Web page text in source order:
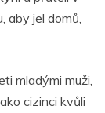
aby jel domů,
mladými muži,
cizinci kvůli